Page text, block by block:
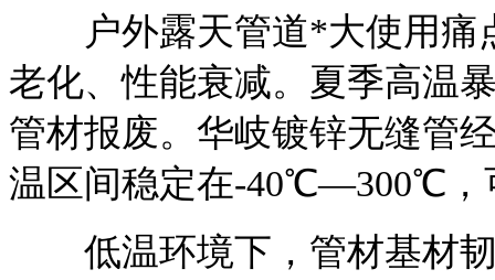
户外露天管道*大使用痛
老化、性能衰减。夏季高温
管材报废。华岐镀锌无缝管
温区间稳定在-40℃—300℃，
低温环境下，管材基材韧